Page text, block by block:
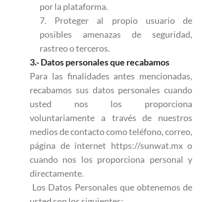
por la plataforma.
7. Proteger al propio usuario de
posibles amenazas de seguridad,
rastreo o terceros.
3.- Datos personales que recabamos
Para las finalidades antes mencionadas,
recabamos sus datos personales cuando
usted nos los proporciona
voluntariamente a través de nuestros
medios de contacto como teléfono, correo,
página de internet https://sunwat.mx o
cuando nos los proporciona personal y
directamente.
Los Datos Personales que obtenemos de